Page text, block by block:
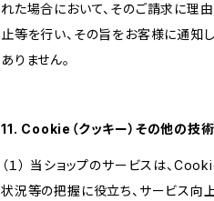
れた場合において、そのご請求に理
止等を行い、その旨をお客様に通知
ありません。
11. Cookie（クッキー）その他の技
（１） 当ショップのサービスは、
状況等の把握に役立ち、サービス向